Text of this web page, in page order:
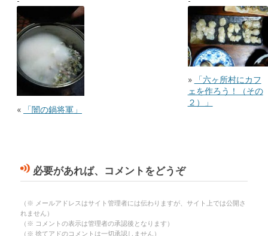
« 「闇の鍋将軍」
»
「六ヶ所村にカフ
ェを作ろう！（その
２）」
必要があれば、コメントをどうぞ
（※ メールアドレスはサイト管理者には伝わりますが、サイト上では公開さ
れません）
（※ コメントの表示は管理者の承認後となります）
（※ 捨てアドのコメントは一切承認しません）